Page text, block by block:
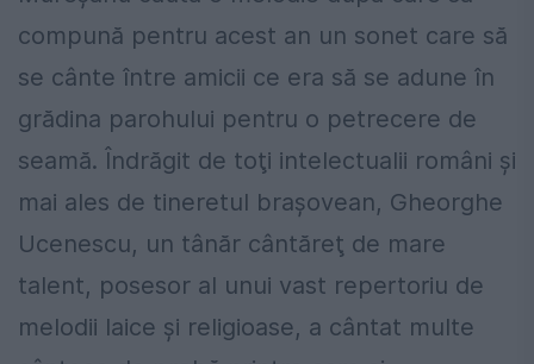
compună pentru acest an un sonet care să
se cânte între amicii ce era să se adune în
grădina parohului pentru o petrecere de
seamă. Îndrăgit de toţi intelectualii români şi
mai ales de tineretul braşovean, Gheorghe
Ucenescu, un tânăr cântăreţ de mare
talent, posesor al unui vast repertoriu de
melodii laice şi religioase, a cântat multe